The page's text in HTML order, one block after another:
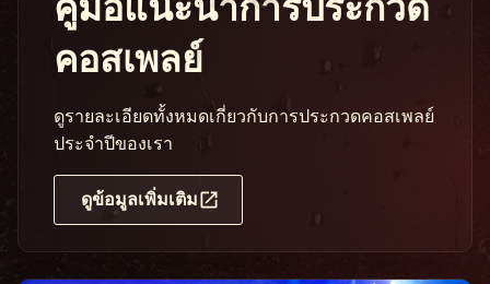
คอสเพลย์
ดูรายละเอียดทั้งหมดเกี่ยวกับการประกวดคอสเพลย์
ประจำปีของเรา
ดูข้อมูลเพิ่มเติม